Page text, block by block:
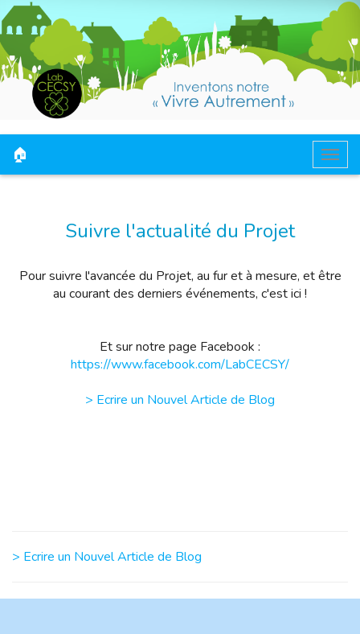
🏠
Suivre l'actualité du Projet
Pour suivre l'avancée du Projet, au fur et à mesure, et être
au courant des derniers événements, c'est ici !
Et sur notre page Facebook :
https://www.facebook.com/LabCECSY/
> Ecrire un Nouvel Article de Blog
> Ecrire un Nouvel Article de Blog